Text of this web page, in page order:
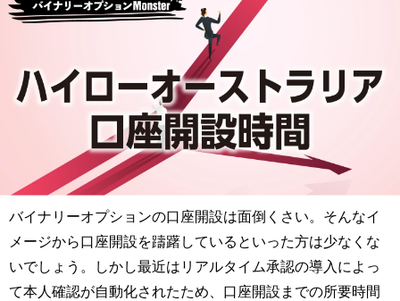
バイナリーオプションの口座開設は面倒くさい。そんなイ
メージから口座開設を躊躇しているといった方は少なくな
いでしょう。しかし最近はリアルタイム承認の導入によっ
て本人確認が自動化されたため、口座開設までの所要時間